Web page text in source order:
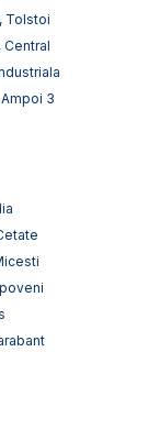
Tolstoi
Central
3